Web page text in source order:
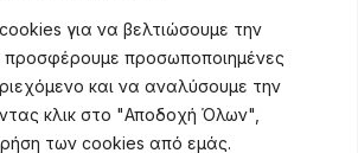
για να βελτιώσουμε την
προσφέρουμε προσωποποιημένες
και να αναλύσουμε την
κλικ στο "Αποδοχή Όλων",
των cookies από εμάς.
10443